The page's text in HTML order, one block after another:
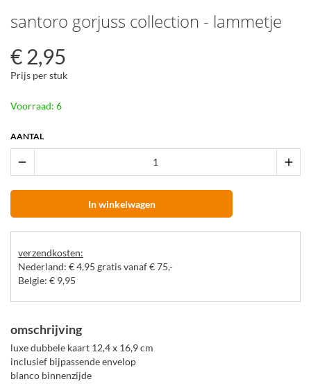
santoro gorjuss collection - lammetje
€ 2,95
Prijs per stuk
Voorraad: 6
AANTAL
remove add
In winkelwagen
verzendkosten:
Nederland: € 4,95 gratis vanaf € 75,-
Belgie: € 9,95
omschrijving
luxe dubbele kaart 12,4 x 16,9 cm
inclusief bijpassende envelop
blanco binnenzijde